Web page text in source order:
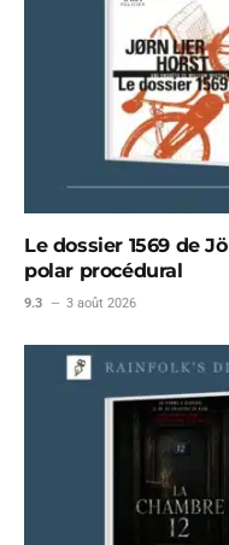
Le dossier 1569 de
polar procédural
9.3 3 août 2026